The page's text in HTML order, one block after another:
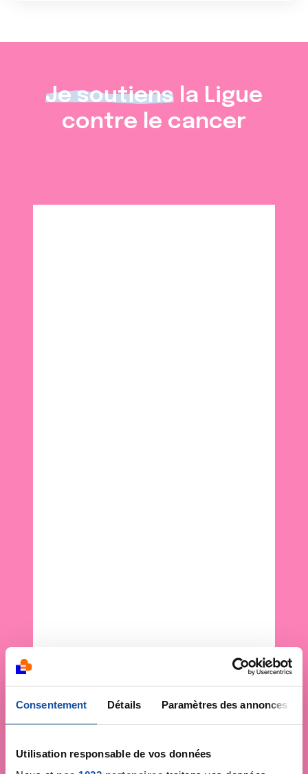
Consentement Détails Paramètres des annonces
Utilisation responsable de vos données
Je soutiens la Ligue
contre le cancer